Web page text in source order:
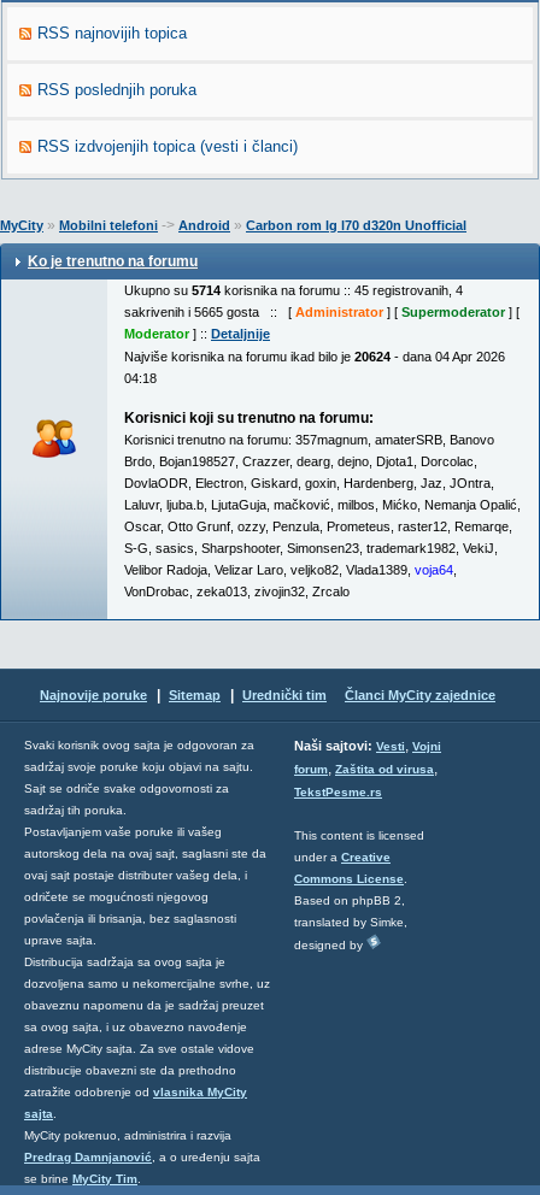
RSS najnovijih topica
RSS poslednjih poruka
RSS izdvojenjih topica (vesti i članci)
MyCity » Mobilni telefoni -> Android » Carbon rom lg l70 d320n Unofficial
Ko je trenutno na forumu
Ukupno su 5714 korisnika na forumu :: 45 registrovanih, 4
sakrivenih i 5665 gosta :: [ Administrator] [ Supermoderator] [
Moderator] :: Detaljnije
Najviše korisnika na forumu ikad bilo je 20624 - dana 04 Apr 2026
04:18
Korisnici koji su trenutno na forumu:
Korisnici trenutno na forumu: 357magnum amaterSRB Banovo
Brdo Bojan198527 Crazzer, dearg dejno Djota1 Dorcolac
DovlaODR Electron Giskard goxin Hardenberg Jaz JOntra
Laluvr, ljuba.b LjutaGuja mačković milbos Mićko Nemanja Opalić
Oscar, Otto Grunf ozzy, Penzula Prometeus raster12 Remarqe
S-G sasics Sharpshooter, Simonsen23 trademark1982 VekiJ
Velibor Radoja Velizar Laro veljko82 Vlada1389 voja64
VonDrobac zeka013 zivojin32 Zrcalo
Najnovije poruke Sitemap Urednički tim Članci MyCity zajednice
Svaki korisnik ovog sajta je odgovoran za
sadržaj svoje poruke koju objavi na sajtu.
Sajt se odriče svake odgovornosti za
sadržaj tih poruka.
Postavljanjem vaše poruke ili vašeg
autorskog dela na ovaj sajt, saglasni ste da
ovaj sajt postaje distributer vašeg dela, i
odričete se mogućnosti njegovog
povlačenja ili brisanja, bez saglasnosti
uprave sajta.
Distribucija sadržaja sa ovog sajta je
dozvoljena samo u nekomercijalne svrhe, uz
obaveznu napomenu da je sadržaj preuzet
sa ovog sajta, i uz obavezno navođenje
adrese MyCity sajta. Za sve ostale vidove
distribucije obavezni ste da prethodno
zatražite odobrenje od vlasnika MyCity
sajta
MyCity pokrenuo, administrira i razvija
Predrag Damnjanović , a o uređenju sajta
se brine MyCity Tim
Naši sajtovi: Vesti, Vojni
forum, Zaštita od virusa,
TekstPesme.rs
This content is licensed
under a Creative
Commons License
Based on phpBB 2,
translated by Simke,
designed by